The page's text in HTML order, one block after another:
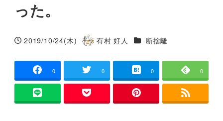
った。
投稿日
2019/10/24(木)
著
有村 好人 カテゴリー
断捨離
0 0 0 0